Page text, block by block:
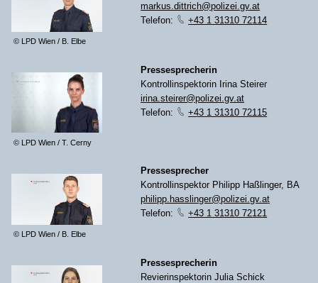
© LPD Wien / B. Elbe
markus.dittrich@polizei.gv.at
Telefon:
+43 1 31310 72114
© LPD Wien / T. Cerny
Pressesprecherin
Kontrollinspektorin Irina Steirer
irina.steirer@polizei.gv.at
Telefon:
+43 1 31310 72115
© LPD Wien / B. Elbe
Pressesprecher
Kontrollinspektor Philipp Haßlinger, BA
philipp.hasslinger@polizei.gv.at
Telefon:
+43 1 31310 72121
Pressesprecherin
Revierinspektorin Julia Schick